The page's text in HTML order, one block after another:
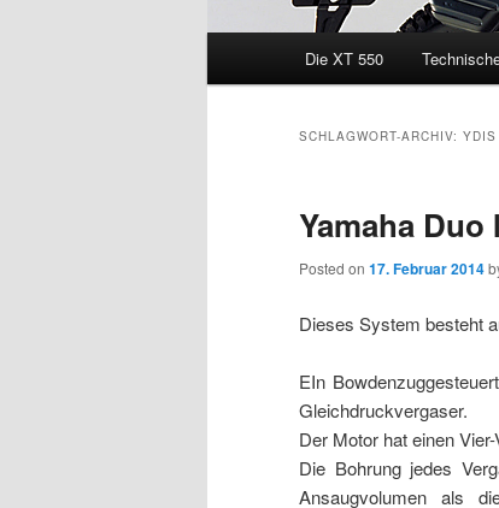
Die XT 550
SCHLAGWORT-ARCHIV: YDIS
Yamaha Duo
Posted on 17. Februar 2014
Dieses System besteht
EIn
Gleichdruckvergaser.
Der Motor hat einen
Die Bohrung jedes
Ansaugvolumen als